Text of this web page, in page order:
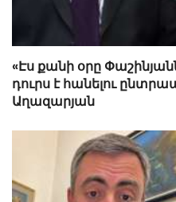
«Էս քանի օրը
դուրս է հանելու
Աղազարյան